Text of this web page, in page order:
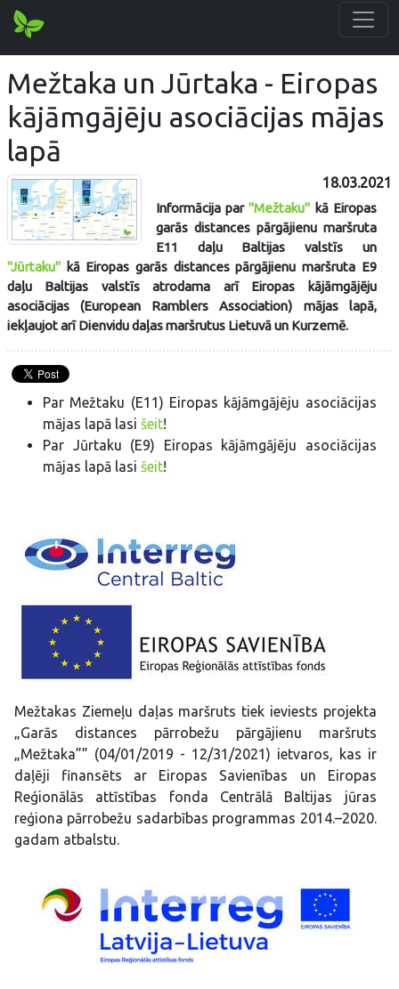
Mežtaka un Jūrtaka - Eiropas
kājāmgājēju asociācijas mājas
lapā
18.03.2021
Informācija par"Mežtaku" kā Eiropas
garās distances pārgājienu maršruta
E11 daļu Baltijas valstīs un
"Jūrtaku" kā Eiropas garās distances pārgājienu maršruta E9
daļu Baltijas valstīs atrodama arī Eiropas kājāmgājēju
asociācijas (European Ramblers Association) mājas lapā,
iekļaujot arī Dienvidu daļas maršrutus Lietuvā un Kurzemē.
Par Mežtaku (E11) Eiropas kājāmgājēju asociācijas
mājas lapā lasi šeit!
Par Jūrtaku (E9) Eiropas kājāmgājēju asociācijas
mājas lapā lasi šeit!
Mežtakas Ziemeļu daļas maršruts tiek ieviests projekta
„Garās distances pārrobežu pārgājienu maršruts
„Mežtaka”” (04/01/2019 - 12/31/2021) ietvaros, kas ir
daļēji finansēts ar Eiropas Savienības un Eiropas
Reģionālās attīstības fonda Centrālā Baltijas jūras
reģiona pārrobežu sadarbības programmas 2014.–2020.
gadam atbalstu.